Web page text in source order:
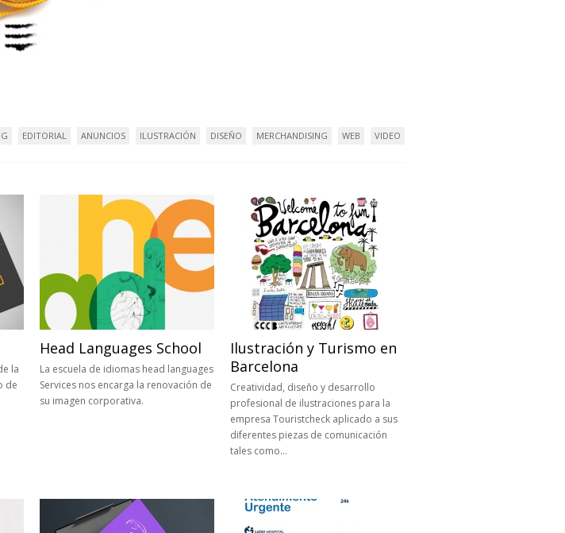
EDITORIAL ANUNCIOS ILUSTRACIÓN DISEÑO MERCHANDISING WEB VIDEO
la
de
Head Languages School
La escuela de idiomas head languages
Services nos encarga la renovación de
su imagen corporativa.
Ilustración y Turismo en
Barcelona
Creatividad, diseño y desarrollo
profesional de ilustraciones para la
empresa Touristcheck aplicado a sus
diferentes piezas de comunicación
tales como…